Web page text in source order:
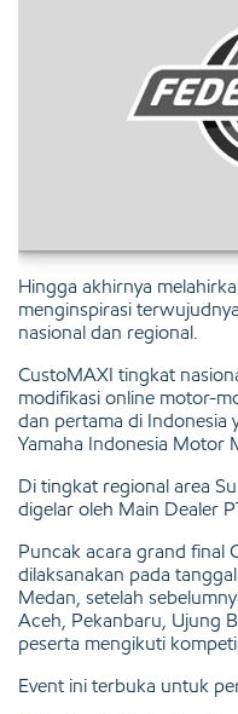
Hingga akhirnya
menginspirasi
nasional dan regional.
CustoMAXI tingkat
modifikasi online motor-
dan pertama di Indonesia
Yamaha Indonesia Motor
Di tingkat regional area
digelar oleh Main Dealer
Puncak acara grand final
dilaksanakan pada
Medan, setelah
Aceh, Pekanbaru, Ujung
peserta mengikuti
Event ini terbuka untuk